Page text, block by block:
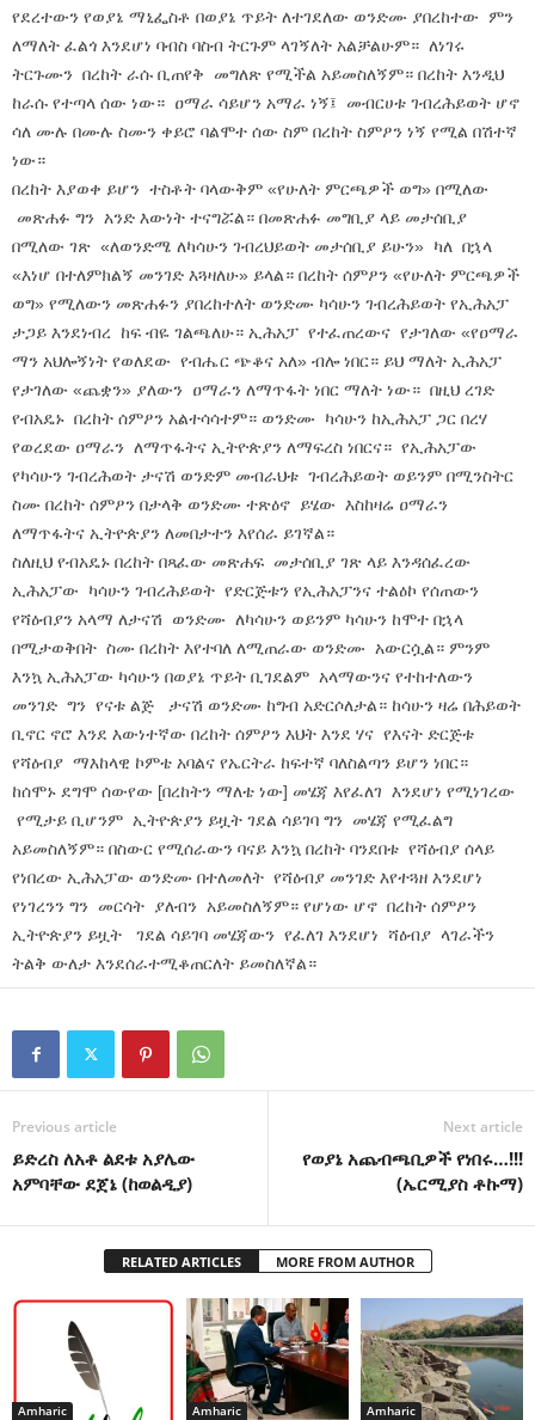
የደረተውን የወያኔ ማኒፌስቶ በወያኔ ጥይት ለተገደለው ወንድሙ ያበረከተው ምን
ለማለት ፈልጎ እንደሆነ ባብስ ባስብ ትርጉም ላገኝለት አልቻልሁም። ለነገሩ
ትርጉሙን በረከት ራሱ ቢጠየቅ መግለጽ የሚችል አይመስለኝም። በረከት እንዲህ
ከራሱ የተጣላ ሰው ነው። ዐማራ ሳይሆን አማራ ነኝ፤ መብርሀቱ ገብረሕይወት ሆኖ
ሳለ ሙሉ በሙሉ ስሙን ቀይሮ ባልሞተ ሰው ስም በረከት ስምዖን ነኝ የሚል በሽተኛ
ነው።
በረከት እያወቀ ይሆን ተስቶት ባላውቅም «የሁለት ምርጫዎች ወግ» በሚለው
መጽሐፉ ግን አንድ እውነት ተናግሯል። በመጽሐፉ መግቢያ ላይ መታሰቢያ
በሚለው ገጽ «ለወንድሜ ለካሳሁን ገብረህይወት መታሰቢያ ይሁን» ካለ በኋላ
«እነሆ በተለምክልኝ መንገድ እጓዛለሁ» ይላል። በረከት ሰምዖን «የሁለት ምርጫዎች
ወግ» የሚለውን መጽሐፉን ያበረከተለት ወንድሙ ካሳሁን ገብረሕይወት የኢሕአፓ
ታጋይ እንደነብረ ከፍ ብዬ ገልጫለሁ። ኢሕአፓ የተፈጠረውና የታገለው «የዐማራ
ማን አህሎኝነት የወለደው የብሔር ጭቆና አለ» ብሎ ነበር። ይህ ማለት ኢሕአፓ
የታገለው «ጨቋን» ያለውን ዐማራን ለማጥፋት ነበር ማለት ነው። በዚህ ረገድ
የብአዴኑ በረከት ሰምዖን አልተሳሳተም። ወንድሙ ካሳሁን ከኢሕአፓ ጋር በረሃ
የወረደው ዐማራን ለማጥፋትና ኢትዮጵያን ለማፍረስ ነበርና። የኢሕአፓው
የካሳሁን ገብረሕወት ታናሽ ወንድም መብራህቱ ገብረሕይወት ወይንም በሚንስትር
ስሙ በረከት ሰምዖን በታላቅ ወንድሙ ተጽዕኖ ይሄው እስከዛሬ ዐማራን
ለማጥፋትና ኢትዮጵያን ለመበታተን እየሰራ ይገኛል።
ስለዚህ የብአዴኑ በረከት በጻፈው መጽሐፍ መታሰቢያ ገጽ ላይ እንዳሰፈረው
ኢሕአፓው ካሳሁን ገብረሕይወት የድርጅቱን የኢሕአፓንና ተልዕኮ የሰጠውን
የሻዕብያን አላማ ለታናሽ ወንድሙ ለካሳሁን ወይንም ካሳሁን ከሞተ በኋላ
በሚታወቅበት ስሙ በረከት እየተባለ ለሚጠራው ወንድሙ አውርሷል። ምንም
እንኳ ኢሕአፓው ካሳሁን በወያኔ ጥይት ቢገደልም አላማውንና የተከተለውን
መንገድ ግን የናቱ ልጅ ታናሽ ወንድሙ ከግብ አድርሶለታል። ከሳሁን ዛሬ በሕይወት
ቢኖር ኖሮ እንደ እውነተኛው በረከት ሰምዖን እህት እንደ ሃና የእናት ድርጅቱ
የሻዕብያ ማእከላዊ ኮምቴ አባልና የኤርትራ ከፍተኛ ባለስልጣን ይሆን ነበር።
ከሰሞኑ ደግሞ ሰውየው [በረከትን ማለቴ ነው] መሄጃ እየፈለገ እንደሆነ የሚነገረው
የሚታይ ቢሆንም ኢትዮጵያን ይዟት ገደል ሳይገባ ግን መሄጃ የሚፈልግ
አይመስለኝም። በስውር የሚሰራውን ባናይ እንኳ በረከት ባንደበቱ የሻዕብያ ሰላይ
የነበረው ኢሕአፓው ወንድሙ በተለመለት የሻዕብያ መንገድ እየተጓዘ እንደሆነ
የነገረንን ግን መርሳት ያለብን አይመስለኝም። የሆነው ሆኖ በረከት ሰምዖን
ኢትዮጵያን ይዟት ገደል ሳይገባ መሄጃውን የፈለገ እንደሆነ ሻዕብያ ላገራችን
ትልቅ ውለታ እንደሰራተሚቆጠርለት ይመስለኛል።
Previous article
ይድረስ ለአቶ ልደቱ አያሌው
አምባቸው ደጀኔ (ከወልዲያ)
Next article
የወያኔ አጨብጫቢዎች የነበሩ…!!!
(ኤርሚያስ ቶኩማ)
RELATED ARTICLES MORE FROM AUTHOR
Amharic Amharic Amharic